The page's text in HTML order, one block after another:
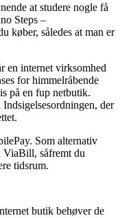
at studere nogle få
Steps –
køber, således at man er
en internet virksomhed
for himmelråbende
på en fup netbutik.
der
Som alternativ
ViaBill, såfremt du
tidsrum.
butik behøver de